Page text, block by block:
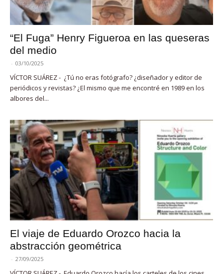
“El Fuga” Henry Figueroa en las queseras
del medio
- 03/10/2025
VÍCTOR SUÁREZ - ¿Tú no eras fotógrafo? ¿diseñador y editor de
periódicos y revistas? ¿El mismo que me encontré en 1989 en los
albores del...
El viaje de Eduardo Orozco hacia la
abstracción geométrica
- 27/09/2025